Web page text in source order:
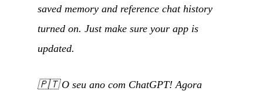
saved memory and reference chat history
turned on. Just make sure your app is
updated.
🇵🇹O seu ano com ChatGPT! Agora